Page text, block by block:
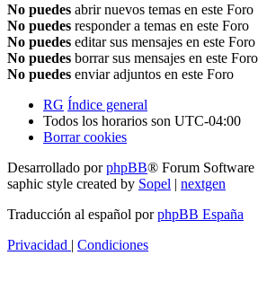
No puedes abrir nuevos temas en este Foro
No puedes responder a temas en este Foro
No puedes editar sus mensajes en este Foro
No puedes borrar sus mensajes en este Foro
No puedes enviar adjuntos en este Foro
RG Índice general
Todos los horarios son UTC-04:00
Borrar cookies
Desarrollado porphpBB® Forum
saphic style created by Sopel | nextgen
Traducción al español porphpBB España
Privacidad | Condiciones